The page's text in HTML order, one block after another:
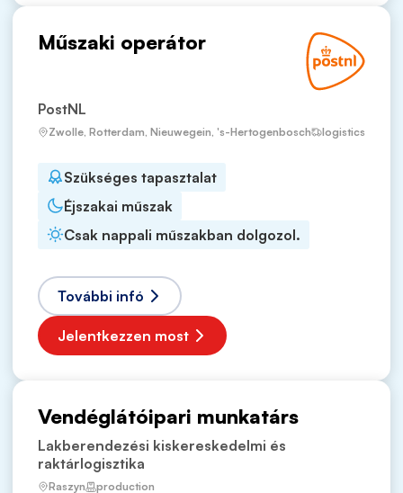
Műszaki operátor
PostNL
Zwolle, Rotterdam, Nieuwegein, 's-Hertogenbosch logistics
Szükséges tapasztalat
Éjszakai műszak
Csak nappali műszakban dolgozol.
További infó
Jelentkezzen most
Vendéglátóipari munkatárs
Lakberendezési kiskereskedelmi és
raktárlogisztika
Raszyn production